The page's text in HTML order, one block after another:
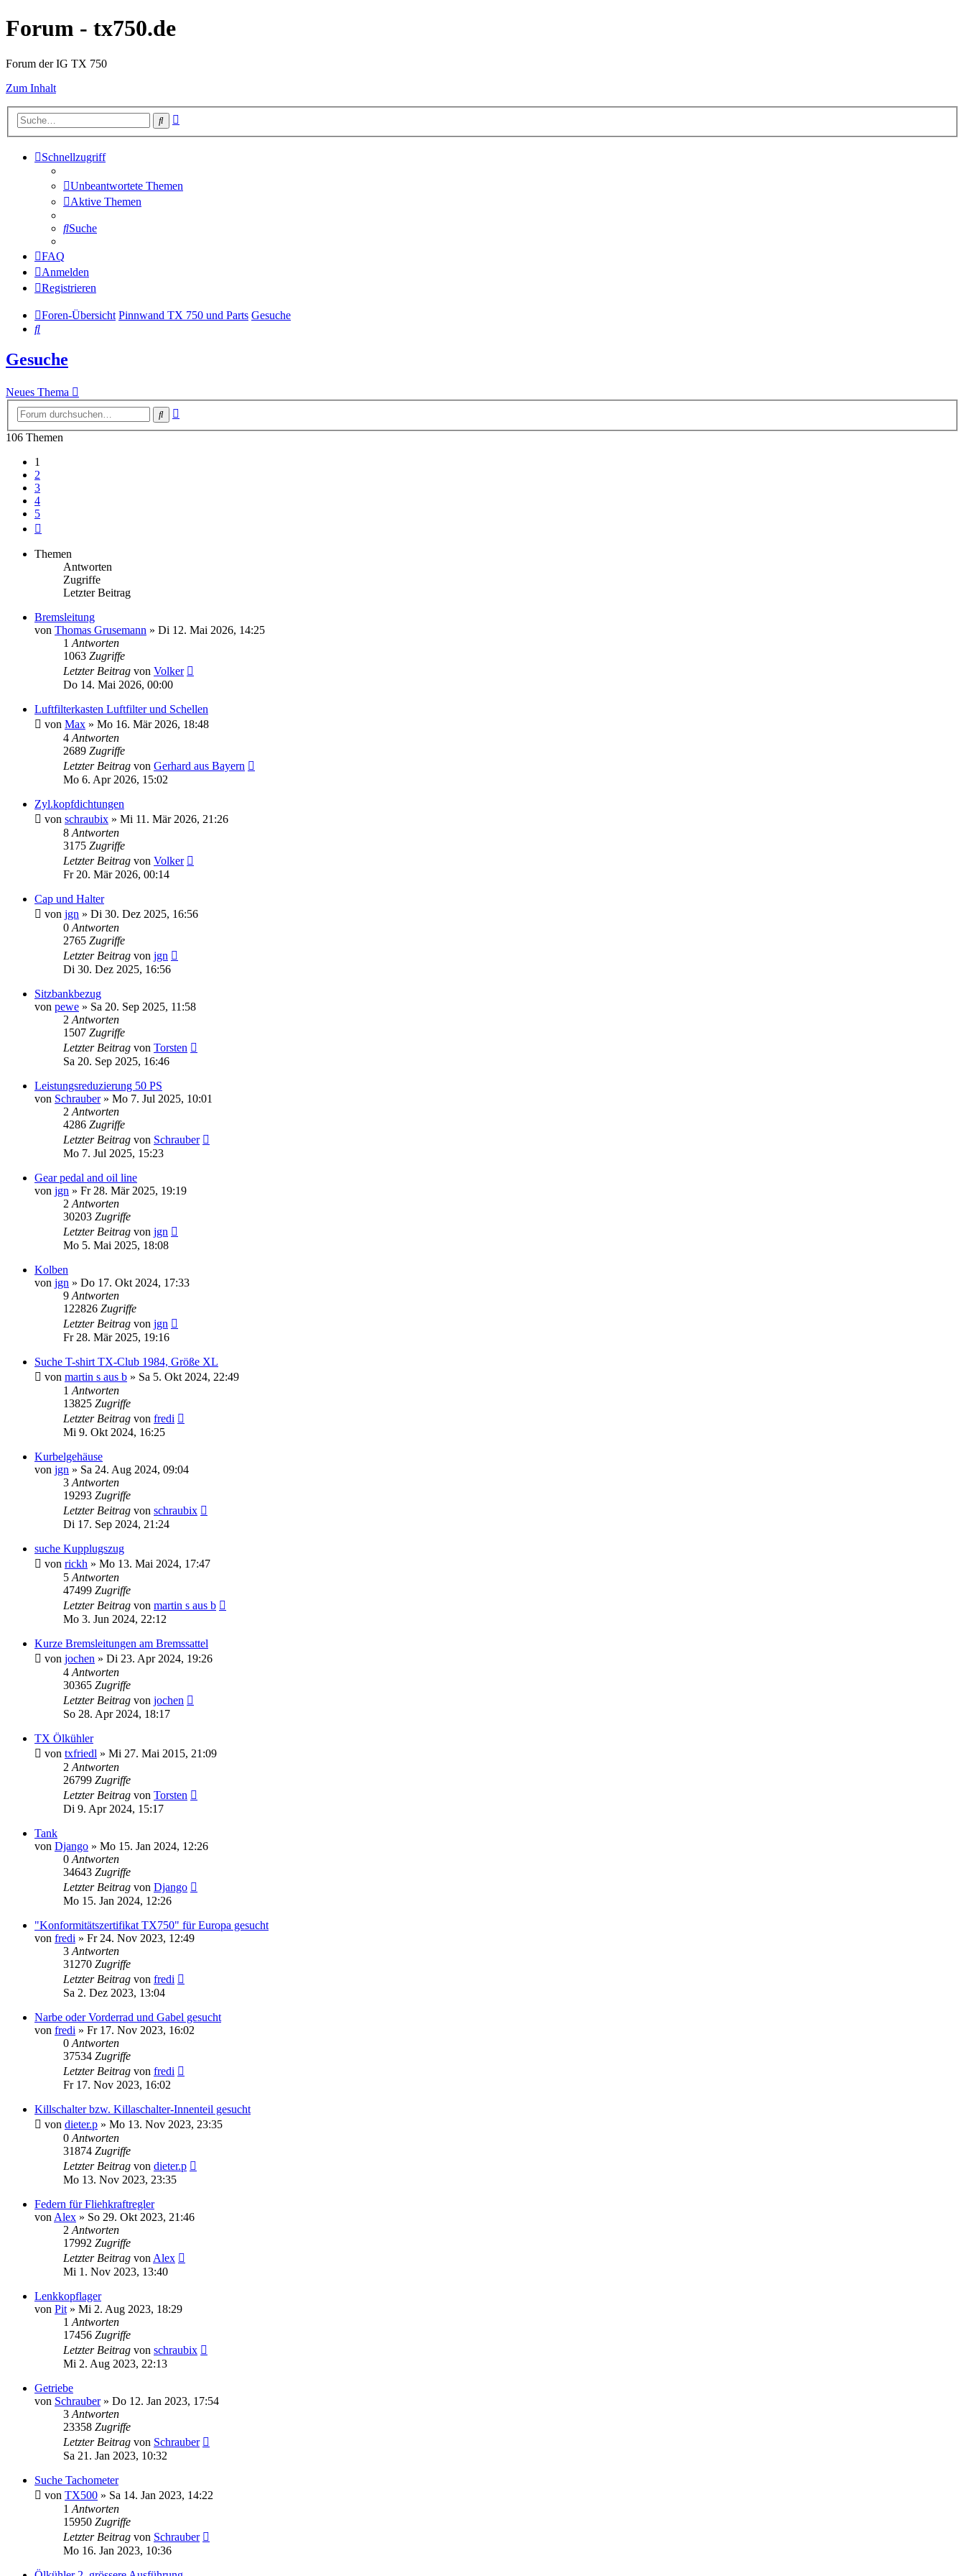
Forum - tx750.de
Forum der IG TX 750
Zum Inhalt
Suche
Schnellzugriff
Unbeantwortete Themen
Aktive Themen
Suche
FAQ
Anmelden
Registrieren
Foren-Übersicht Pinnwand TX 750 und Parts Gesuche
Suche
Gesuche
Neues Thema
Suche
106 Themen
1
2
3
4
5
Themen
Antworten
Zugriffe
Letzter Beitrag
Bremsleitung
von Thomas Grusemann » Di 12. Mai 2026, 14:25
1 Antworten
1063 Zugriffe
Letzter Beitrag von Volker
Do 14. Mai 2026, 00:00
Luftfilterkasten Luftfilter und Schellen
von Max » Mo 16. Mär 2026, 18:48
4 Antworten
2689 Zugriffe
Letzter Beitrag von Gerhard aus Bayern
Mo 6. Apr 2026, 15:02
Zyl.kopfdichtungen
von schraubix » Mi 11. Mär 2026, 21:26
8 Antworten
3175 Zugriffe
Letzter Beitrag von Volker
Fr 20. Mär 2026, 00:14
Cap und Halter
von jgn » Di 30. Dez 2025, 16:56
0 Antworten
2765 Zugriffe
Letzter Beitrag von jgn
Di 30. Dez 2025, 16:56
Sitzbankbezug
von pewe » Sa 20. Sep 2025, 11:58
2 Antworten
1507 Zugriffe
Letzter Beitrag von Torsten
Sa 20. Sep 2025, 16:46
Leistungsreduzierung 50 PS
von Schrauber» Mo 7. Jul 2025, 10:01
2 Antworten
4286 Zugriffe
Letzter Beitrag von Schrauber
Mo 7. Jul 2025, 15:23
Gear pedal and oil line
von jgn » Fr 28. Mär 2025, 19:19
2 Antworten
30203 Zugriffe
Letzter Beitrag von jgn
Mo 5. Mai 2025, 18:08
Kolben
von jgn » Do 17. Okt 2024, 17:33
9 Antworten
122826 Zugriffe
Letzter Beitrag von jgn
Fr 28. Mär 2025, 19:16
Suche T-shirt TX-Club 1984, Größe XL
von martin s aus b » Sa 5. Okt 2024, 22:49
1 Antworten
13825 Zugriffe
Letzter Beitrag von fredi
Mi 9. Okt 2024, 16:25
Kurbelgehäuse
von jgn » Sa 24. Aug 2024, 09:04
3 Antworten
19293 Zugriffe
Letzter Beitrag von schraubix
Di 17. Sep 2024, 21:24
suche Kupplugszug
von rickh » Mo 13. Mai 2024, 17:47
5 Antworten
47499 Zugriffe
Letzter Beitrag von martin s aus b
Mo 3. Jun 2024, 22:12
Kurze Bremsleitungen am Bremssattel
von jochen » Di 23. Apr 2024, 19:26
4 Antworten
30365 Zugriffe
Letzter Beitrag von jochen
So 28. Apr 2024, 18:17
TX Ölkühler
von txfriedl » Mi 27. Mai 2015, 21:09
2 Antworten
26799 Zugriffe
Letzter Beitrag von Torsten
Di 9. Apr 2024, 15:17
Tank
von Django » Mo 15. Jan 2024, 12:26
0 Antworten
34643 Zugriffe
Letzter Beitrag von Django
Mo 15. Jan 2024, 12:26
"Konformitätszertifikat TX750" für Europa gesucht
von fredi » Fr 24. Nov 2023, 12:49
3 Antworten
31270 Zugriffe
Letzter Beitrag von fredi
Sa 2. Dez 2023, 13:04
Narbe oder Vorderrad und Gabel gesucht
von fredi » Fr 17. Nov 2023, 16:02
0 Antworten
37534 Zugriffe
Letzter Beitrag von fredi
Fr 17. Nov 2023, 16:02
Killschalter bzw. Killaschalter-Innenteil gesucht
von dieter.p » Mo 13. Nov 2023, 23:35
0 Antworten
31874 Zugriffe
Letzter Beitrag von dieter.p
Mo 13. Nov 2023, 23:35
Federn für Fliehkraftregler
von Alex » So 29. Okt 2023, 21:46
2 Antworten
17992 Zugriffe
Letzter Beitrag von Alex
Mi 1. Nov 2023, 13:40
Lenkkopflager
von Pit » Mi 2. Aug 2023, 18:29
1 Antworten
17456 Zugriffe
Letzter Beitrag von schraubix
Mi 2. Aug 2023, 22:13
Getriebe
von Schrauber» Do 12. Jan 2023, 17:54
3 Antworten
23358 Zugriffe
Letzter Beitrag von Schrauber
Sa 21. Jan 2023, 10:32
Suche Tachometer
von TX500 » Sa 14. Jan 2023, 14:22
1 Antworten
15950 Zugriffe
Letzter Beitrag von Schrauber
Mo 16. Jan 2023, 10:36